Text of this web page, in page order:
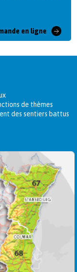
en ligne
de thèmes
des sentiers battus